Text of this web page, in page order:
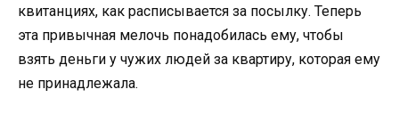
квитанциях, как расписывается за посылку. Теперь
эта привычная мелочь понадобилась ему, чтобы
взять деньги у чужих людей за квартиру, которая ему
не принадлежала.